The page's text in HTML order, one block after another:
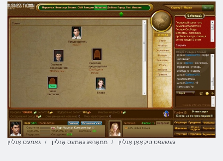
גאַמעס אָנליין ממאָרפּג גאַמעס אָנליין געשעפט טיקאָאָן אָנליין